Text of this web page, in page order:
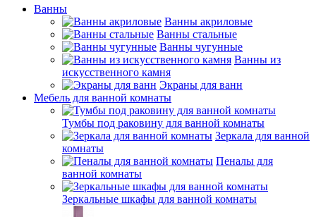
Ванны
Ванны акриловые
Ванны стальные
Ванны чугунные
Ванны из
искусственного камня
Экраны для ванн
Мебель для ванной комнаты
Тумбы под раковину для ванной комнаты
Зеркала для ванной
комнаты
Пеналы для
ванной комнаты
Зеркальные шкафы для ванной комнаты